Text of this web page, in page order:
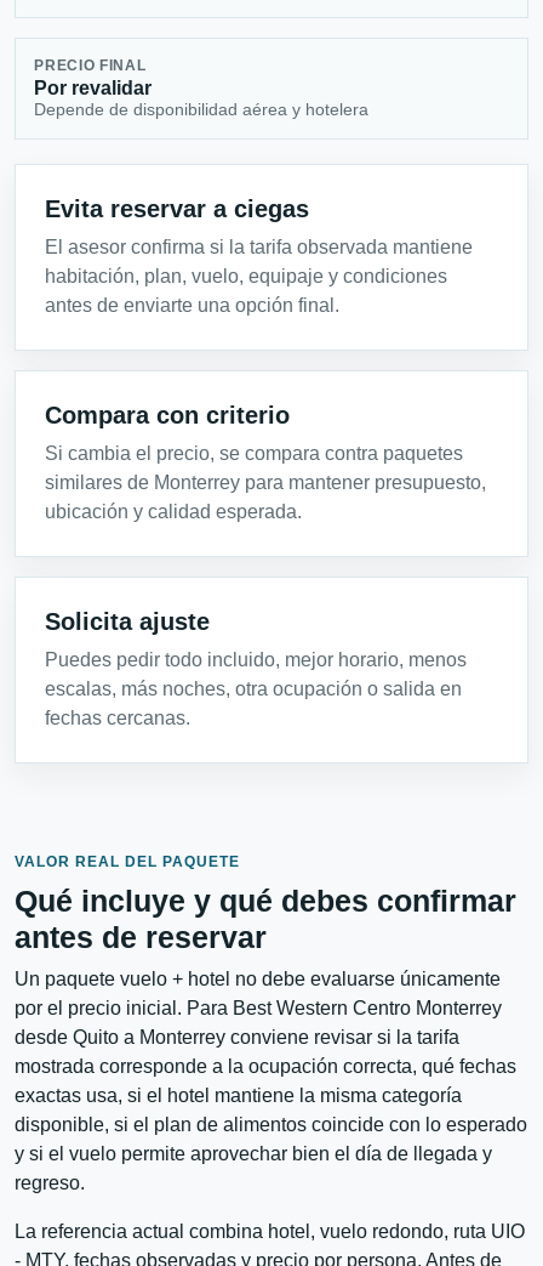
PRECIO FINAL
Por revalidar
Depende de disponibilidad aérea y hotelera
Evita reservar a ciegas
El asesor confirma si la tarifa observada mantiene
habitación, plan, vuelo, equipaje y condiciones
antes de enviarte una opción final.
Compara con criterio
Si cambia el precio, se compara contra paquetes
similares de Monterrey para mantener presupuesto,
ubicación y calidad esperada.
Solicita ajuste
Puedes pedir todo incluido, mejor horario, menos
escalas, más noches, otra ocupación o salida en
fechas cercanas.
VALOR REAL DEL PAQUETE
Qué incluye y qué debes confirmar
antes de reservar
Un paquete vuelo + hotel no debe evaluarse únicamente
por el precio inicial. Para Best Western Centro Monterrey
desde Quito a Monterrey conviene revisar si la tarifa
mostrada corresponde a la ocupación correcta, qué fechas
exactas usa, si el hotel mantiene la misma categoría
disponible, si el plan de alimentos coincide con lo esperado
y si el vuelo permite aprovechar bien el día de llegada y
regreso.
La referencia actual combina hotel, vuelo redondo, ruta UIO
- MTY, fechas observadas y precio por persona. Antes de